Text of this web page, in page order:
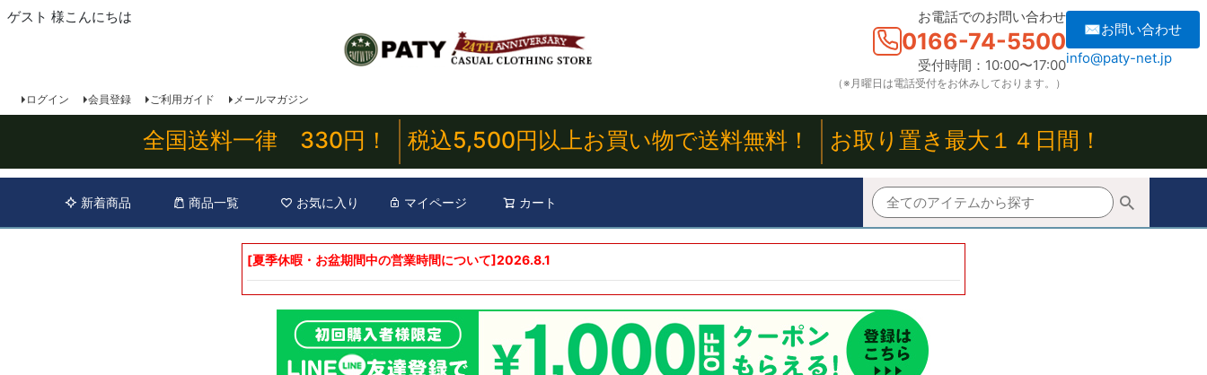
ゲスト 様こんにちは お電話でのお問い合わせ
0166-74-5500
受付時間：10:00〜17:00
（※月曜日は電話受付をお休みしております。）
✉お問い合わせ
info@paty-net.jp
ログイン 会員登録 ご利用ガイド メールマガジン
全国送料一律 330円！ 税込5,500円以上お買い物で送料無料！ お取り置き最大１４日間！
新着商品 商品一覧 お気に入り マイページ カート
[夏季休暇・お盆期間中の営業時間について]2026.8.1